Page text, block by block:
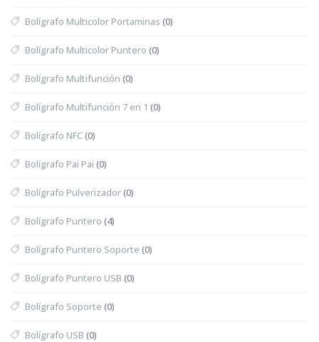
Bolígrafo Multicolor Portaminas (0)
Bolígrafo Multicolor Puntero (0)
Bolígrafo Multifunción (0)
Bolígrafo Multifunción 7 en 1 (0)
Bolígrafo NFC(0)
Bolígrafo Pai Pai (0)
Bolígrafo Pulverizador(0)
Bolígrafo Puntero (4)
Bolígrafo Puntero Soporte (0)
Bolígrafo Puntero USB (0)
Bolígrafo Soporte (0)
Bolígrafo USB (0)